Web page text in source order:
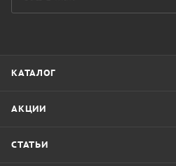
КАТАЛОГ
АКЦИИ
СТАТЬИ